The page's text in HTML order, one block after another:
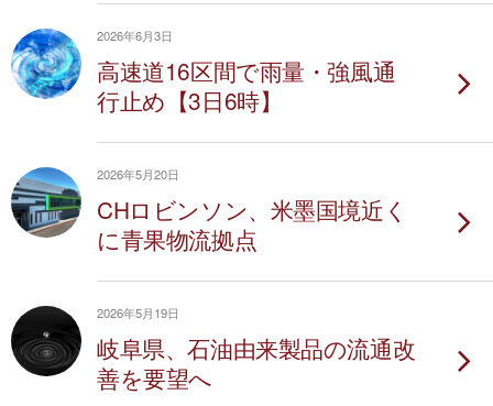
2026年6月3日
高速道16区間で雨量・強風通
行止め【3日6時】
2026年5月20日
CHロビンソン、米墨国境近く
に青果物流拠点
2026年5月19日
岐阜県、石油由来製品の流通改
善を要望へ